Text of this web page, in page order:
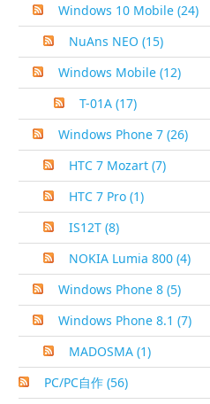
Windows 10 Mobile (24)
NuAns NEO (15)
Windows Mobile (12)
T-01A (17)
Windows Phone 7 (26)
HTC 7 Mozart (7)
HTC 7 Pro (1)
IS12T (8)
NOKIA Lumia 800 (4)
Windows Phone 8 (5)
Windows Phone 8.1 (7)
MADOSMA (1)
PC/PC自作 (56)